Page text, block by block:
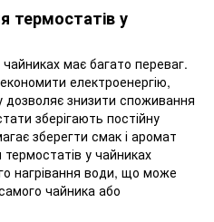
термостатів у
має багато переваг.
електроенергію,
дозволяє знизити споживання
зберігають постійну
зберегти смак і аромат
у чайниках
нагрівання води, що може
чайника або